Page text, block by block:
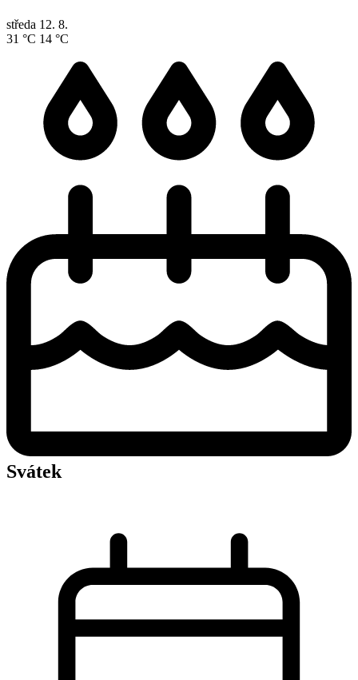
středa 12. 8.
31 °C 14 °C
Svátek